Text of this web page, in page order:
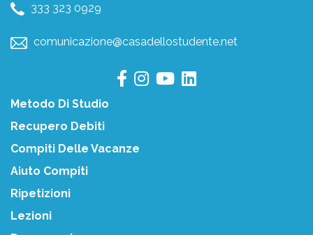
333 323 0929
comunicazione@casadellostudente.net
Metodo Di Studio
Recupero Debiti
Compiti Delle Vacanze
Aiuto Compiti
Ripetizioni
Lezioni